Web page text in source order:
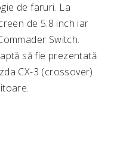
de faruri. La
de 5.8 inch iar
Switch.
să fie prezentată
CX-3 (crossover)